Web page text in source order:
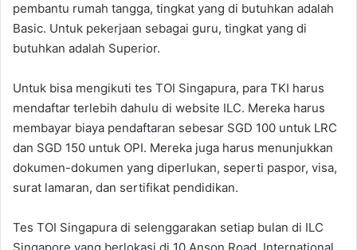
pembantu rumah tangga, tingkat yang di butuhkan adalah
Basic. Untuk pekerjaan sebagai guru, tingkat yang di
butuhkan adalah Superior.
Untuk bisa mengikuti tes TOI Singapura, para TKI harus
mendaftar terlebih dahulu di website ILC. Mereka harus
membayar biaya pendaftaran sebesar SGD 100 untuk LRC
dan SGD 150 untuk OPI. Mereka juga harus menunjukkan
dokumen-dokumen yang diperlukan, seperti paspor, visa,
surat lamaran, dan sertifikat pendidikan.
Tes TOI Singapura di selenggarakan setiap bulan di ILC